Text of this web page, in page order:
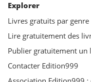
Explorer
Livres gratuits par genre
Lire gratuitement des
Publier gratuitement un
Contacter Edition999